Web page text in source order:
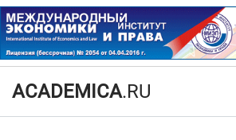
ACADEMICA.RU
Да Нет